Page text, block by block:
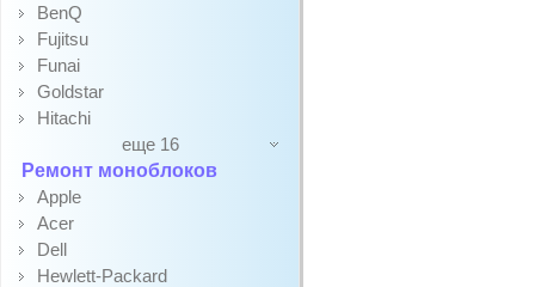
BenQ
Fujitsu
Funai
Goldstar
Hitachi
еще 16
Ремонт моноблоков
Apple
Acer
Dell
Hewlett-Packard